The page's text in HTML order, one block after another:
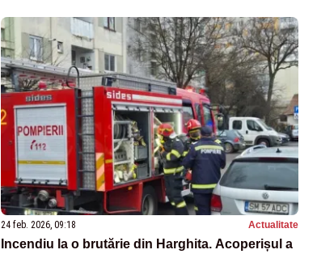
24 feb. 2026, 09:18 Actualitate
Incendiu la o brutărie din Harghita. Acoperișul a